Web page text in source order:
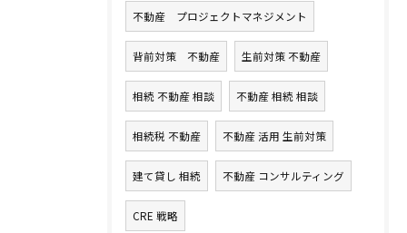
不動産 プロジェクトマネジメント
背前対策 不動産 生前対策 不動産
相続 不動産 相談 不動産 相続 相談
相続税 不動産 不動産 活用 生前対策
建て貸し 相続 不動産 コンサルティング
CRE 戦略